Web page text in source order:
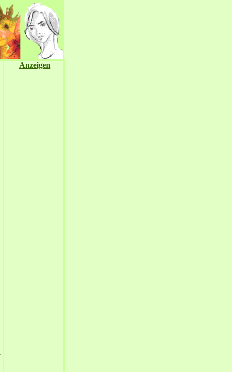
Anzeigen